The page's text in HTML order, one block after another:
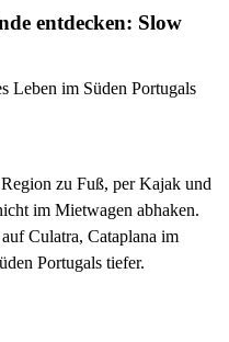
entdecken: Slow
Leben im Süden Portugals
zu Fuß, per Kajak und
im Mietwagen abhaken.
Culatra, Cataplana im
Portugals tiefer.